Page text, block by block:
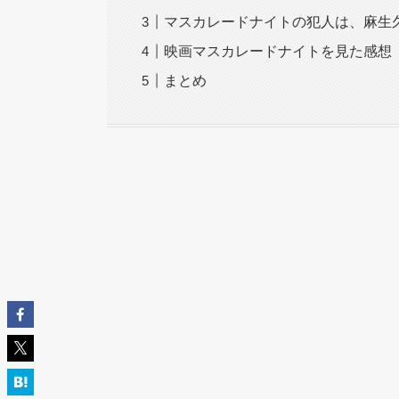
マスカレードナイトの犯人は、麻生
映画マスカレードナイトを見た感想
まとめ